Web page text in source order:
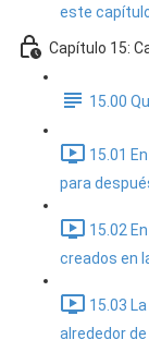
este
Capítulo 15:
15.00
15.01
para
15.02
creados en
15.03
alrededor